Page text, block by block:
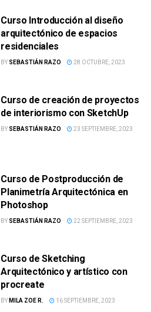
Curso Introducción al diseño
arquitectónico de espacios
residenciales
BY SEBASTIÁN RAZO 28 OCTUBRE, 2023
Curso de creación de proyectos
de interiorismo con SketchUp
BY SEBASTIÁN RAZO 23 SEPTIEMBRE, 2023
Curso de Postproducción de
Planimetría Arquitectónica en
Photoshop
BY SEBASTIÁN RAZO 22 SEPTIEMBRE, 2023
Curso de Sketching
Arquitectónico y artístico con
procreate
BY MILA ZOE R. 16 SEPTIEMBRE, 2023